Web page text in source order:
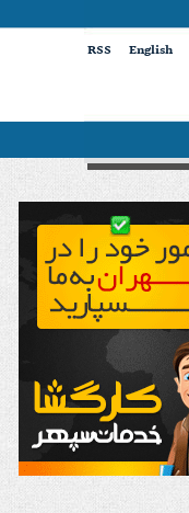
English
RSS